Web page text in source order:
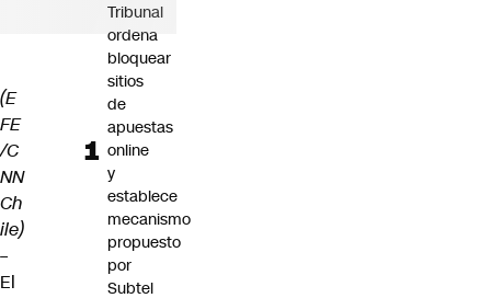
(E
FE
/C
NN
Ch
ile)
–
El
Tribunal
ordena
bloquear
sitios
de
apuestas
online
y
establece
mecanismo
propuesto
por
Subtel